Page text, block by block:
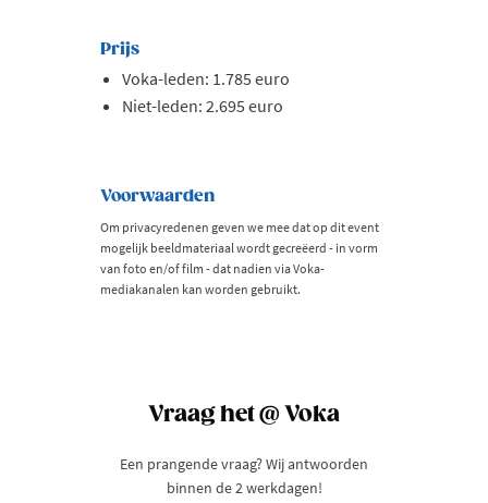
Prijs
Voka-leden: 1.785 euro
Niet-leden: 2.695 euro
Voorwaarden
Om privacyredenen geven we mee dat op dit event
mogelijk beeldmateriaal wordt gecreëerd - in vorm
van foto en/of film - dat nadien via Voka-
mediakanalen kan worden gebruikt.
Vraag het @ Voka
Een prangende vraag? Wij antwoorden
binnen de 2 werkdagen!